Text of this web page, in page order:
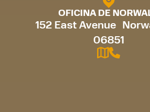
OFICINA DE
152 East Avenue
06851